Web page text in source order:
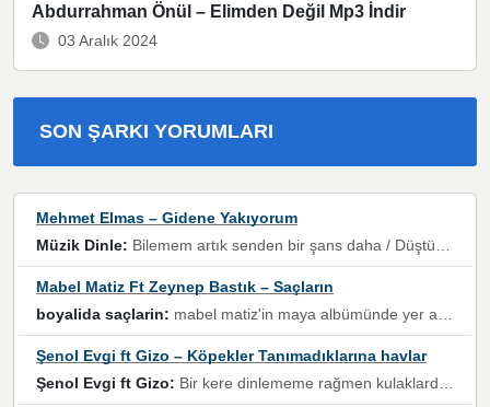
Abdurrahman Önül – Elimden Değil Mp3 İndir
03 Aralık 2024
SON ŞARKI YORUMLARI
Mehmet Elmas – Gidene Yakıyorum
Müzik Dinle: Bilemem artık senden bir şans daha / Düştüğün zaman ben olmayacağım yanında” dizeleri, artık geçmişin tekrarına izin verilmeyeceğini, kişisel sınırların çizildiğini gösteriyor.
Mabel Matiz Ft Zeynep Bastık – Saçların
boyalida saçlarin: mabel matiz'in maya albümünde yer alan güzellerden. parça da şarkı hani! müzikal altyapısına vurulduğum, sözlerinde kaybolduğum bir parça olmuş.
Şenol Evgi ft Gizo – Köpekler Tanımadıklarına havlar
Şenol Evgi ft Gizo: Bir kere dinlememe rağmen kulaklardan gitmiyor sen sen sen sen kurban ol sen sen sen sen hayran ol yükses ses müzik dinleme sebebisiniz canlar bomba gibi patladınız maşallah